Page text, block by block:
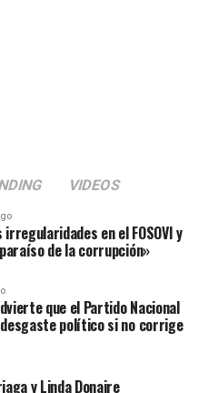
VIDEOS
en el FOSOVI y
de la corrupción»
que el Partido Nacional
político si no corrige
y Linda Donaire